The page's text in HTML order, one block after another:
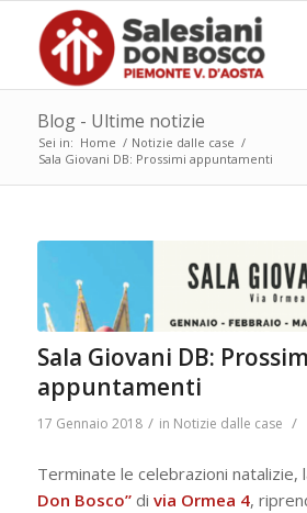
Blog - Ultime notizie
Sei in: Home / Notizie dalle case /
Sala Giovani DB: Prossimi appuntamenti
Sala Giovani DB:
appuntamenti
17 Gennaio 2018 / in Notizie dalle case /
Terminate le celebrazioni natalizie,
Don Bosco”di via Ormea 4,